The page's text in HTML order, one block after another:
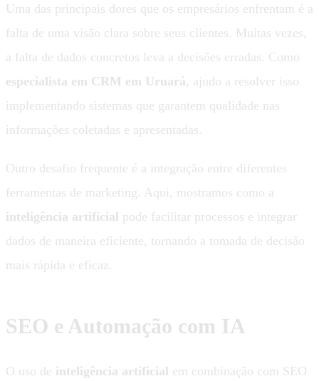
Uma das principais dores que os empresários enfrentam é a
falta de uma visão clara sobre seus clientes. Muitas vezes,
a falta de dados concretos leva a decisões erradas. Como
especialista em CRM em Uruará, ajudo a resolver isso
implementando sistemas que garantem qualidade nas
informações coletadas e apresentadas.
Outro desafio frequente é a integração entre diferentes
ferramentas de marketing. Aqui, mostramos como a
inteligência artificial pode facilitar processos e integrar
dados de maneira eficiente, tornando a tomada de decisão
mais rápida e eficaz.
SEO e Automação com IA
O uso de inteligência artificial em combinação com SEO